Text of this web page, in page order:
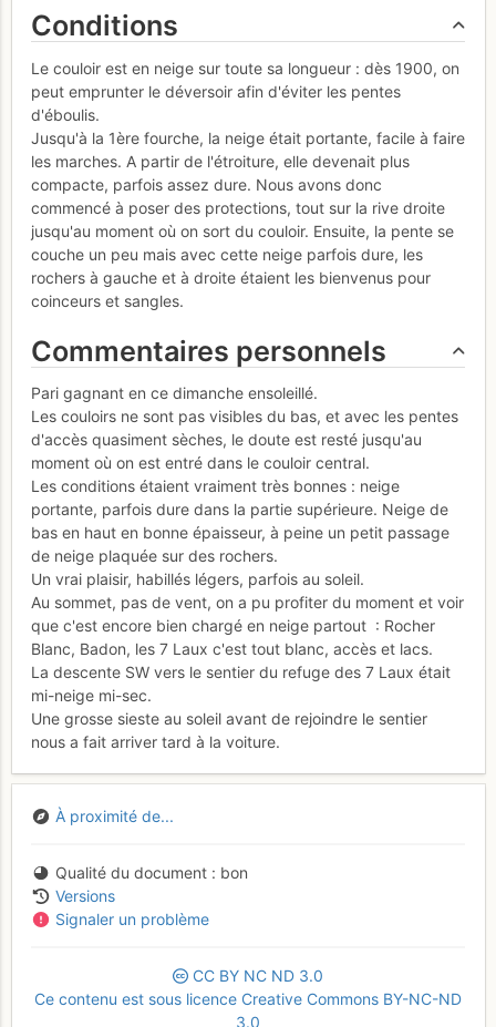
Conditions
Le couloir est en neige sur toute sa longueur : dès 1900, on
peut emprunter le déversoir afin d'éviter les pentes
d'éboulis.
Jusqu'à la 1ère fourche, la neige était portante, facile à faire
les marches. A partir de l'étroiture, elle devenait plus
compacte, parfois assez dure. Nous avons donc
commencé à poser des protections, tout sur la rive droite
jusqu'au moment où on sort du couloir. Ensuite, la pente se
couche un peu mais avec cette neige parfois dure, les
rochers à gauche et à droite étaient les bienvenus pour
coinceurs et sangles.
Commentaires personnels
Pari gagnant en ce dimanche ensoleillé.
Les couloirs ne sont pas visibles du bas, et avec les pentes
d'accès quasiment sèches, le doute est resté jusqu'au
moment où on est entré dans le couloir central.
Les conditions étaient vraiment très bonnes : neige
portante, parfois dure dans la partie supérieure. Neige de
bas en haut en bonne épaisseur, à peine un petit passage
de neige plaquée sur des rochers.
Un vrai plaisir, habillés légers, parfois au soleil.
Au sommet, pas de vent, on a pu profiter du moment et voir
que c'est encore bien chargé en neige partout : Rocher
Blanc, Badon, les 7 Laux c'est tout blanc, accès et lacs.
La descente SW vers le sentier du refuge des 7 Laux était
mi-neige mi-sec.
Une grosse sieste au soleil avant de rejoindre le sentier
nous a fait arriver tard à la voiture.
À proximité de...
Qualité du document
bon
Versions
Signaler un problème
CC BY NC ND 3.0
Ce contenu est sous licence Creative Commons BY-NC-ND
3.0